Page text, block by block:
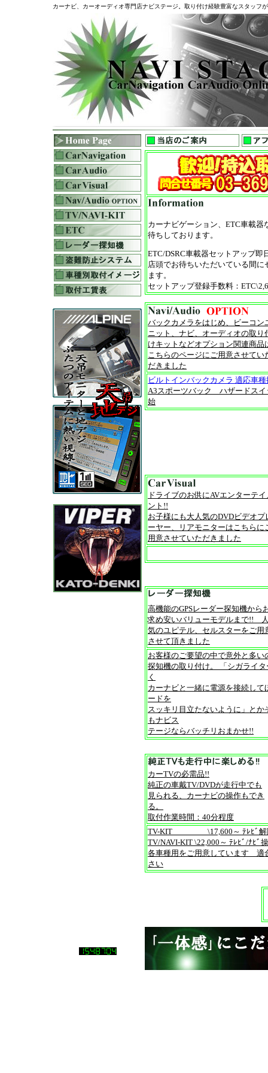
カーナビ、カーオーディオ専門店ナビステージ。取り付け経験豊富なスタッフ
カーナビゲーション、ETC車載器
待ちしております。
ETC/DSRC車載器セットアップ即
店頭でお待ちいただいている間に
ます。
セットアップ登録手数料：
バックカメラをはじめ、ビーコン
ニット、ナビ、オーディオの取り
けキットなどオプション関連商品
こちらのページにご用意させてい
だきました
ビルトインバックカメラ 適応車
A3スポーツバック ハザードスイ
始
ドライブのお供にAVエンターテイ
ント!!
お子様にも大人気のDVDビデオプ
ーヤー、リアモニターはこちらに
用意させていただきました
高機能のGPSレーダー探知機から
求め安いバリューモデルまで!!
気のユピテル、セルスターをご用
させて頂きました
お客様のご要望の中で意外と多い
探知機の取り付け。 「シガライ
く
カーナビと一緒に電源を接続して
ードを
スッキリ目立たないように」とか
もナビス
テージならバッチリおまかせ!!
カーTVの必需品!!
純正の車戴TV/DVDが走行中でも
見られる、カーナビの操作もでき
る。
取付作業時間：40分程度
TV-KIT________ \17,600～ ﾃﾚﾋﾞ
TV/NAVI-KIT \22,000～ ﾃﾚﾋﾞ/ﾅﾋﾞ
各車種用をご用意しています 適
さい